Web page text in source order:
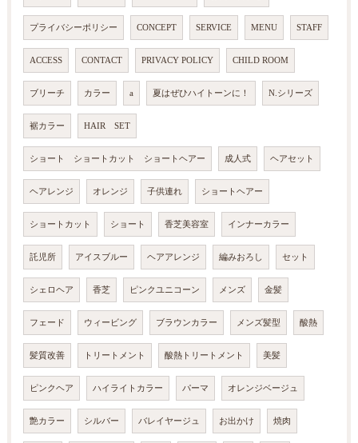
プライバシーポリシー CONCEPT SERVICE MENU STAFF
ACCESS CONTACT PRIVACY POLICY CHILD ROOM
ブリーチ カラー a 夏はぜひハイトーンに！ N.シリーズ
裾カラー HAIR SET
ショート ショートカット ショートヘアー 成人式 ヘアセット
ヘアレンジ オレンジ 子供連れ ショートヘアー
ショートカット ショート 香芝美容室 インナーカラー
託児所 アイスブルー ヘアアレンジ 編みおろし セット
シェロヘア 香芝 ピンクユニコーン メンズ 金髪
フェード ウィービング ブラウンカラー メンズ髪型 酸熱
髪質改善 トリートメント 酸熱トリートメント 美髪
ピンクヘア ハイライトカラー パーマ オレンジベージュ
艶カラー シルバー バレイヤージュ お出かけ 焼肉